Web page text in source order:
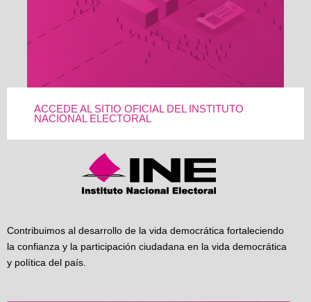
ACCEDE AL SITIO OFICIAL DEL INSTITUTO
NACIONAL ELECTORAL
Contribuimos al desarrollo de la vida democrática fortaleciendo
la confianza y la participación ciudadana en la vida democrática
y política del país.